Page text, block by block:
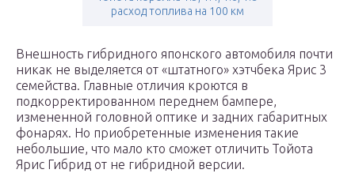
расход топлива на 100 км
Внешность гибридного японского автомобиля почти
никак не выделяется от «штатного» хэтчбека Ярис 3
семейства. Главные отличия кроются в
подкорректированном переднем бампере,
измененной головной оптике и задних габаритных
фонарях. Но приобретенные изменения такие
небольшие, что мало кто сможет отличить Тойота
Ярис Гибрид от не гибридной версии.